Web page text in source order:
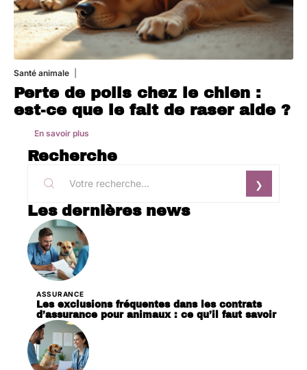
Santé animale
Perte de poils chez le chien :
est-ce que le fait de raser aide ?
En savoir plus
Recherche
Les dernières news
ASSURANCE
Les exclusions fréquentes dans les contrats
d’assurance pour animaux : ce qu’il faut savoir